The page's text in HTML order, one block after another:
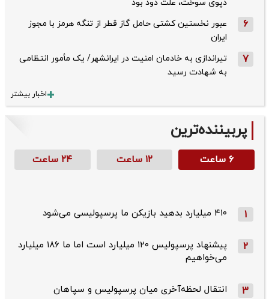
دپوی سوخت، علت دود بود
6
عبور نخستین کشتی حامل گاز قطر از تنگه هرمز با مجوز
ایران
7
تیراندازی به خادمان امنیت در ایرانشهر/ یک مأمور انتظامی
به شهادت رسید
اخبار بیشتر
پربیننده‌ترین
۶ ساعت ۱۲ ساعت ۲۴ ساعت
1 ۴۱۰ میلیارد بدهید بازیکن ما پرسپولیسی می‌شود
2
پیشنهاد پرسپولیس ۱۲۰ میلیارد است اما ما ۱۸۶ میلیارد
می‌خواهیم
3 انتقال لحظه‌آخری میان پرسپولیس و سپاهان